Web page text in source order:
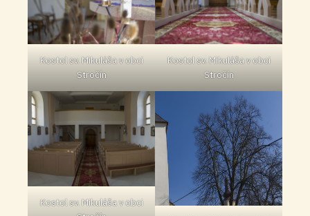
Kostol sv. Mikuláša v obci
Stročín
Kostol sv. Mikuláša v obci
Stročín
Kostol sv. Mikuláša v obci